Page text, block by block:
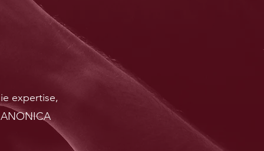
expertise,